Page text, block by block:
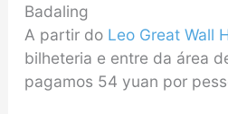
Badaling
A partir do Leo Great Wall
bilheteria e entre da área
pagamos 54 yuan por